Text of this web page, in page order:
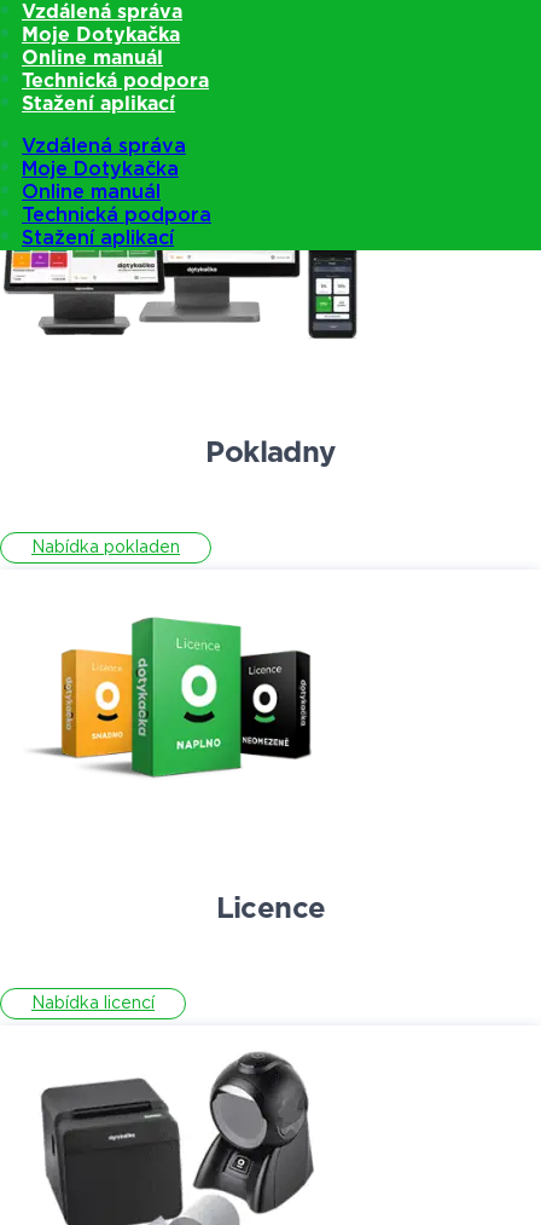
Vzdálená správa
Moje Dotykačka
Online manuál
Technická podpora
Stažení aplikací
Vzdálená správa
Moje Dotykačka
Online manuál
Technická podpora
Stažení aplikací
Pokladny
Nabídka pokladen
Licence
Nabídka licencí